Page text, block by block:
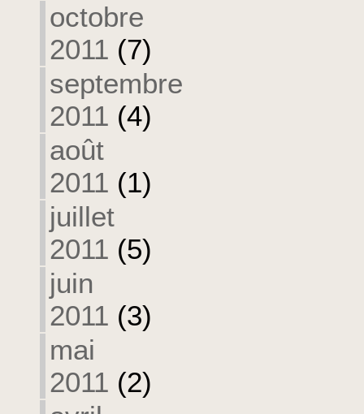
octobre
2011 (7)
septembre
2011 (4)
août
2011 (1)
juillet
2011 (5)
juin
2011 (3)
mai
2011 (2)